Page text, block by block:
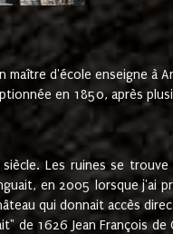
maître d'école enseigne à
en 1850, après
Les ruines se trouve
en 2005 lorsque j'ai
qui donnait accès
de 1626 Jean François